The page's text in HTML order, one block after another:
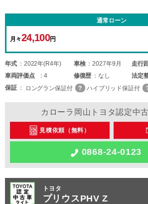
通常ローン
月々24,100円
年式 2022年(R4年) 車検 2027年9月 走行
車両評価点 4 修復歴 なし 法定
保証
ロングラン保証付 ハイブリッド保証付
カローラ岡山トヨタ認定中
見積依頼（無料）
0868-24-0123
トヨタ
プリウスPHV Z